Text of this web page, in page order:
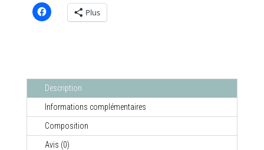
Plus
Description
Informations complémentaires
Composition
Avis (0)